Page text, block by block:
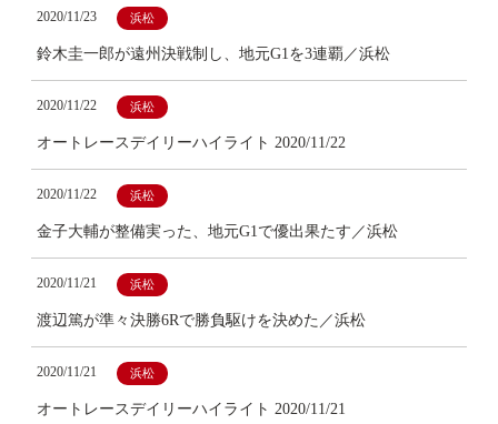
2020/11/23 浜松
鈴木圭一郎が遠州決戦制し、地元G1を3連覇／浜松
2020/11/22 浜松
オートレースデイリーハイライト 2020/11/22
2020/11/22 浜松
金子大輔が整備実った、地元G1で優出果たす／浜松
2020/11/21 浜松
渡辺篤が準々決勝6Rで勝負駆けを決めた／浜松
2020/11/21 浜松
オートレースデイリーハイライト 2020/11/21